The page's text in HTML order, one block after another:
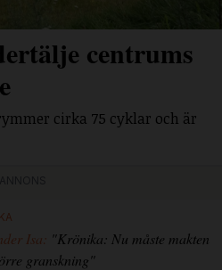
centrums
cirka 75 cyklar och är
Isa: "Krönika: Nu måste makten
granskning"